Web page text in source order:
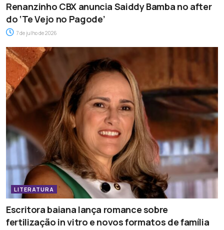
Renanzinho CBX anuncia Saiddy Bamba no after
do ‘Te Vejo no Pagode’
7 de julho de 2026
LITERATURA
Escritora baiana lança romance sobre
fertilização in vitro e novos formatos de família